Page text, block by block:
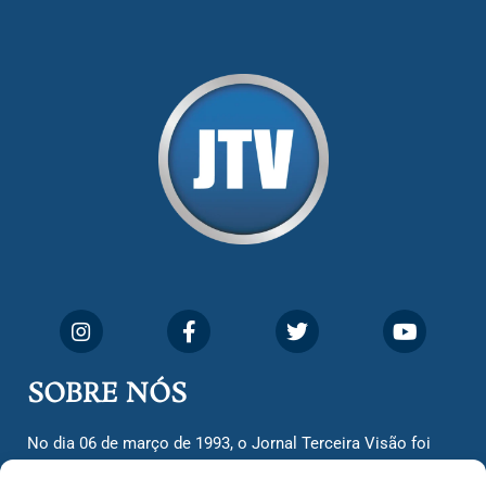
SOBRE NÓS
No dia 06 de março de 1993, o Jornal Terceira Visão foi